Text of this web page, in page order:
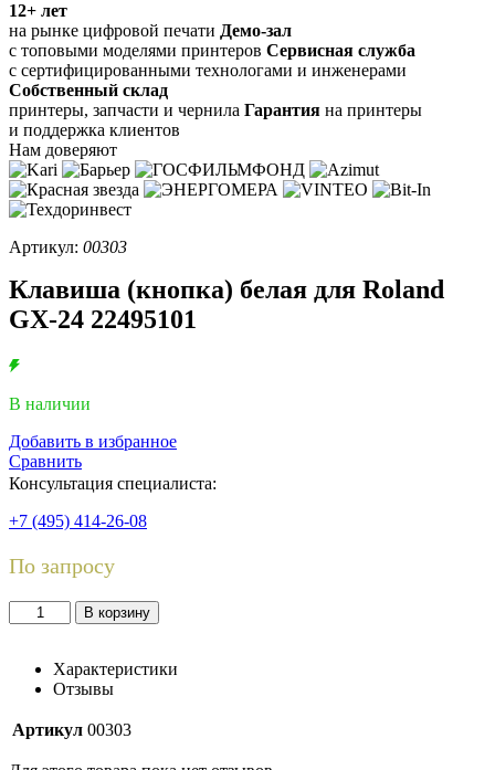
12+ лет
на рынке цифровой печати Демо-зал
с топовыми моделями принтеров Сервисная служба
с сертифицированными технологами и инженерами
Собственный склад
принтеры, запчасти и чернила Гарантия на принтеры
и поддержка клиентов
Нам доверяют
Артикул: 00303
Клавиша (кнопка) белая для Roland
GX-24 22495101
В наличии
Добавить в избранное
Сравнить
Консультация специалиста:
+7 (495) 414-26-08
По запросу
Количество
товара
(кнопка)
белая
Roland
В корзину
Характеристики
Отзывы
Артикул 00303